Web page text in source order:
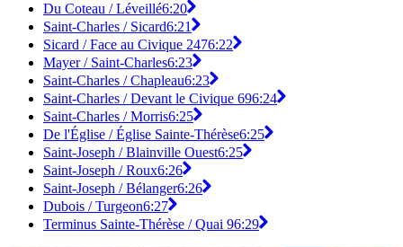
Du Coteau / Léveillé6:20
Saint-Charles / Sicard6:21
Sicard / Face au Civique 2476:22
Mayer / Saint-Charles6:23
Saint-Charles / Chapleau6:23
Saint-Charles / Devant le Civique 696:24
Saint-Charles / Morris6:25
De l'Église / Église Sainte-Thérèse6:25
Saint-Joseph / Blainville Ouest6:25
Saint-Joseph / Roux6:26
Saint-Joseph / Bélanger6:26
Dubois / Turgeon6:27
Terminus Sainte-Thérèse / Quai 96:29